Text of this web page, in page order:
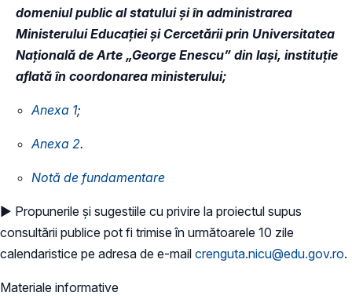
domeniul public al statului și în administrarea
Ministerului Educației și Cercetării prin Universitatea
Națională de Arte „George Enescu” din Iași, instituție
aflată în coordonarea ministerului;
Anexa 1;
Anexa 2.
Notă de fundamentare
​► Propunerile și sugestiile cu privire la proiectul supus
consultării publice pot fi trimise în următoarele 10 zile
calendaristice pe adresa de e-mail crenguta.nicu@edu.gov.ro.
Materiale informative